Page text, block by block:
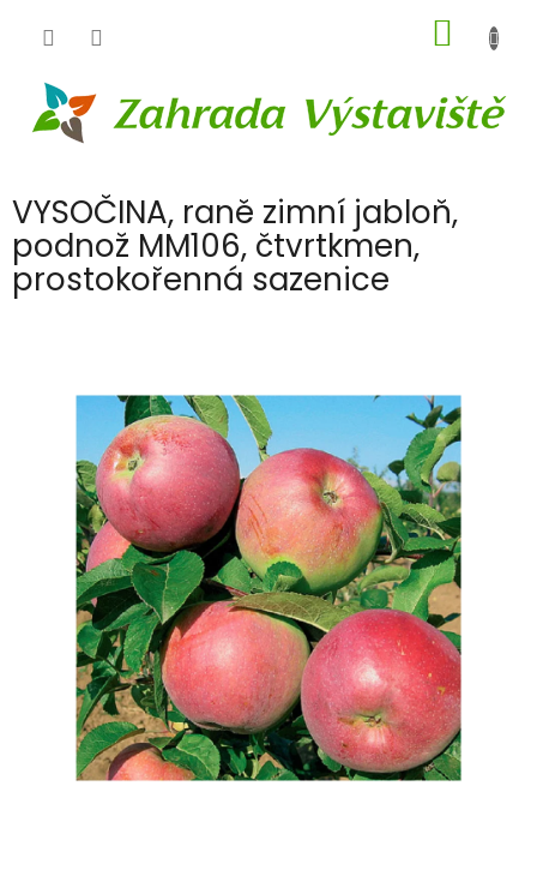
KOŠÍK
VYSOČINA, raně zimní jabloň,
podnož MM106, čtvrtkmen,
prostokořenná sazenice